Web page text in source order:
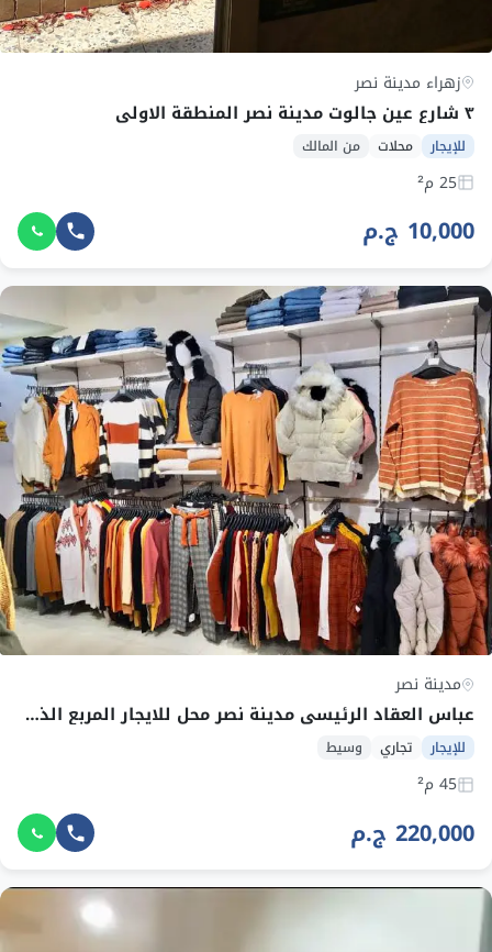
زهراء مدينة نصر
٣ شارع عين جالوت مدينة نصر المنطقة الاولى
للإيجار محلات من المالك
25 م²
10,000 ج.م
مدينة نصر
عباس العقاد الرئيسي مدينة نصر محل للايجار المربع الذهبي 45م اول عباس بجوار البراندات والتوكيلات
للإيجار تجاري وسيط
45 م²
220,000 ج.م